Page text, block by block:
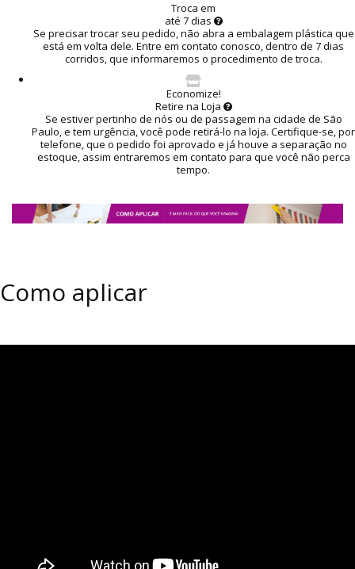
Troca em
até 7 dias
Se precisar trocar seu pedido, não abra a embalagem plástica que
está em volta dele. Entre em contato conosco, dentro de 7 dias
corridos, que informaremos o procedimento de troca.
Economize!
Retire na Loja
Se estiver pertinho de nós ou de passagem na cidade de São
Paulo, e tem urgência, você pode retirá-lo na loja. Certifique-se, por
telefone, que o pedido foi aprovado e já houve a separação no
estoque, assim entraremos em contato para que você não perca
tempo.
Como aplicar